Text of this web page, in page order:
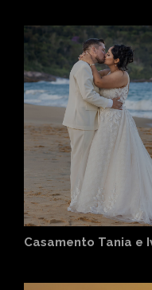
Casamento Tania e